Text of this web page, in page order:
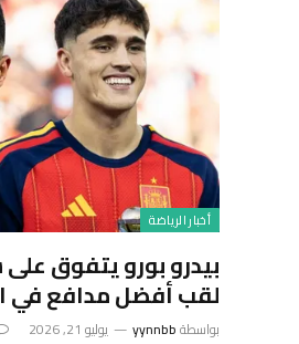
أخبار الرياضة
بيدرو بورو يتفوق
لقب أفضل مدافع في
بواسطةyynnbb يوليو 21, 2026